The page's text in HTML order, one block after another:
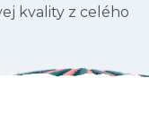
kvality z celého